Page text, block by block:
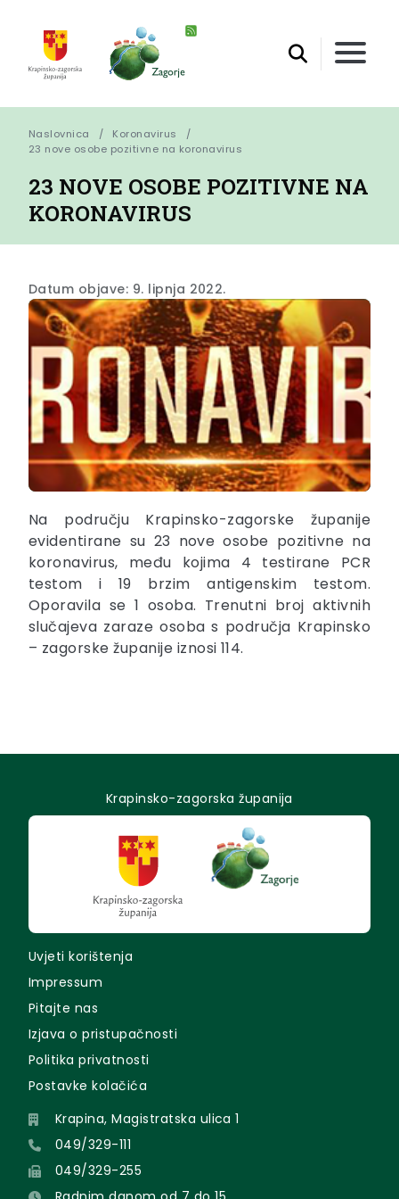
Naslovnica
Koronavirus
23 nove osobe pozitivne na koronavirus
23 NOVE OSOBE POZITIVNE NA
KORONAVIRUS
Datum objave: 9. lipnja 2022.
Na području Krapinsko-zagorske županije
evidentirane su 23 nove osobe pozitivne na
koronavirus, među kojima 4 testirane PCR
testom i 19 brzim antigenskim testom.
Oporavila se 1 osoba. Trenutni broj aktivnih
slučajeva zaraze osoba s područja Krapinsko
– zagorske županije iznosi 114.
Krapinsko-zagorska županija
Uvjeti korištenja
Impressum
Pitajte nas
Izjava o pristupačnosti
Politika privatnosti
Postavke kolačića
Krapina, Magistratska ulica 1
049/329-111
049/329-255